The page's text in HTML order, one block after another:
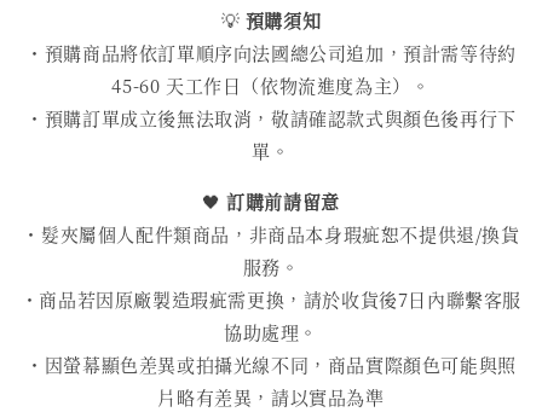
💡 預購須知
・預購商品將依訂單順序向法國總公司追加，預計需等待約
45-60 天工作日（依物流進度為主）。
・預購訂單成立後無法取消，敬請確認款式與顏色後再行下
單。
🖤訂購前請留意
・髮夾屬個人配件類商品，非商品本身瑕疵恕不提供退/換貨
服務。
・商品若因原廠製造瑕疵需更換，請於收貨後7日內聯繫客服
協助處理。
・因螢幕顯色差異或拍攝光線不同，商品實際顏色可能與照
片略有差異，請以實品為準